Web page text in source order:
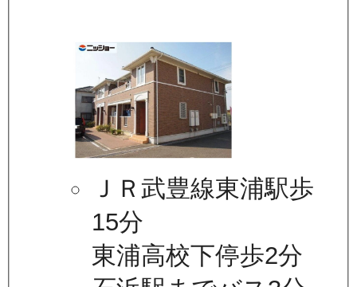
ＪＲ武豊線東浦駅歩
15分
東浦高校下停歩2分